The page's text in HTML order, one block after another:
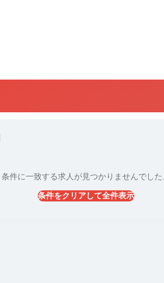
条件に一致する求人が見つかりませんでした
条件をクリアして全件表示